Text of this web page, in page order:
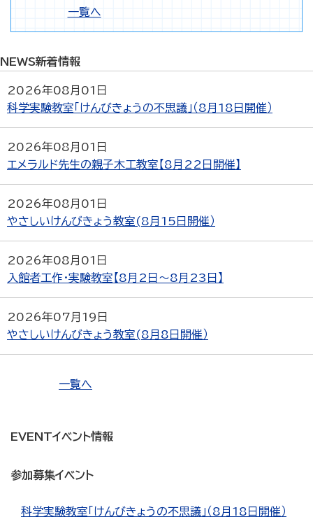
一覧へ
NEWS新着情報
2026年08月01日
科学実験教室「けんびきょうの不思議」（8月18日開催）
2026年08月01日
エメラルド先生の親子木工教室【8月22日開催】
2026年08月01日
やさしいけんびきょう教室(8月15日開催）
2026年08月01日
入館者工作・実験教室【8月2日～8月23日】
2026年07月19日
やさしいけんびきょう教室(8月8日開催）
一覧へ
EVENTイベント情報
参加募集イベント
科学実験教室「けんびきょうの不思議」（8月18日開催）